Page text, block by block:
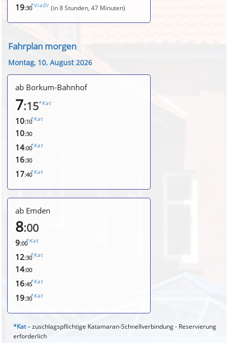
19:30*ViaDi (in 8 Stunden, 47 Minuten)
Fahrplan morgen
Montag, 10. August 2026
ab Borkum-Bahnhof
7:15*Kat
10:10*Kat
10:30
14:00*Kat
16:30
17:40*Kat
ab Emden
8:00
9:00*Kat
12:30*Kat
14:00
16:45*Kat
19:30*Kat
*Kat– zuschlagspflichtige Katamaran-Schnellverbindung - Reservierung
erforderlich